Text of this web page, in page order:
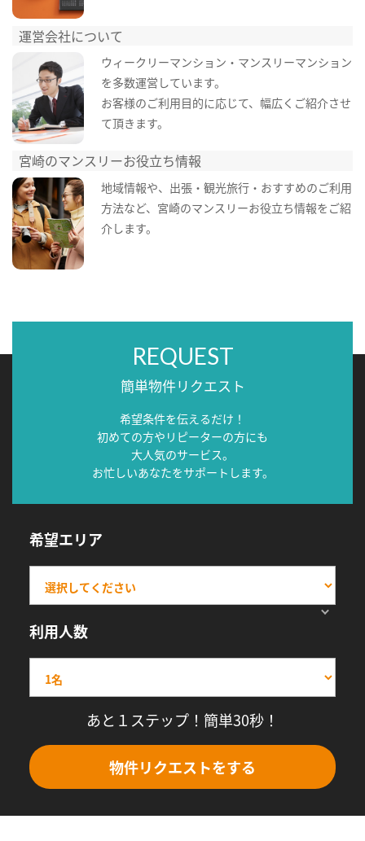
運営会社について
ウィークリーマンション・マンスリーマンション
を多数運営しています。
お客様のご利用目的に応じて、幅広くご紹介させ
て頂きます。
宮崎のマンスリーお役立ち情報
地域情報や、出張・観光旅行・おすすめのご利用
方法など、宮崎のマンスリーお役立ち情報をご紹
介します。
REQUEST
簡単物件リクエスト
希望条件を伝えるだけ！
初めての方やリピーターの方にも
大人気のサービス。
お忙しいあなたをサポートします。
希望エリア
利用人数
あと１ステップ！簡単30秒！
物件リクエストをする